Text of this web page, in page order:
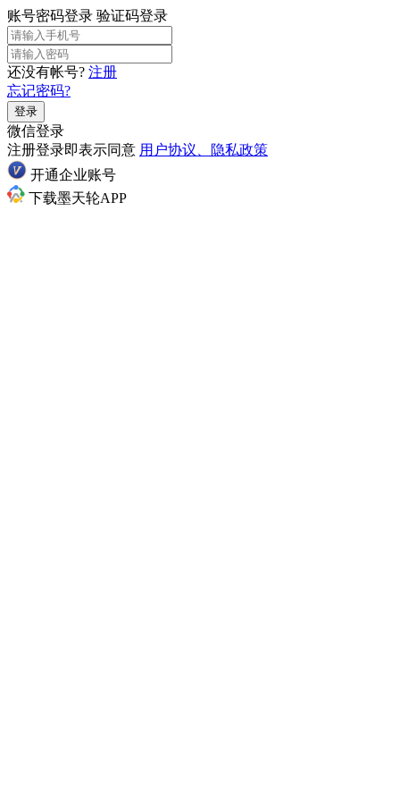
账号密码登录 验证码登录
还没有帐号? 注册
忘记密码?
登录
微信登录
注册登录即表示同意 用户协议、隐私政策
开通企业账号
下载墨天轮APP